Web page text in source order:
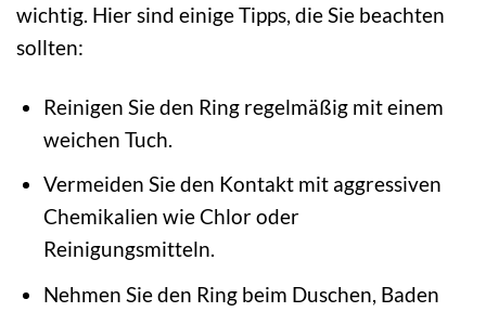
wichtig. Hier sind einige Tipps, die Sie beachten
sollten:
Reinigen Sie den Ring regelmäßig mit einem
weichen Tuch.
Vermeiden Sie den Kontakt mit aggressiven
Chemikalien wie Chlor oder
Reinigungsmitteln.
Nehmen Sie den Ring beim Duschen, Baden